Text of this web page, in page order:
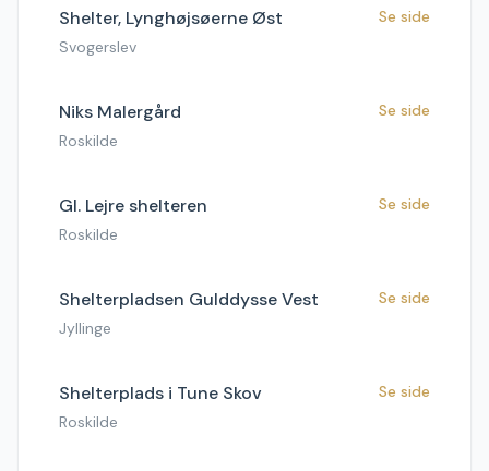
Shelter, Lynghøjsøerne Øst
Svogerslev
Se side
Niks Malergård
Roskilde
Se side
Gl. Lejre shelteren
Roskilde
Se side
Shelterpladsen Gulddysse Vest
Jyllinge
Se side
Shelterplads i Tune Skov
Roskilde
Se side